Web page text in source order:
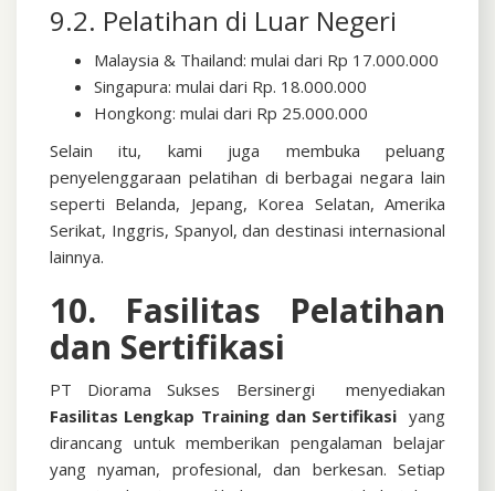
9.2. Pelatihan di Luar Negeri
Malaysia & Thailand: mulai dari Rp 17.000.000
Singapura: mulai dari Rp. 18.000.000
Hongkong: mulai dari Rp 25.000.000
Selain itu, kami juga membuka peluang
penyelenggaraan pelatihan di berbagai negara lain
seperti Belanda, Jepang, Korea Selatan, Amerika
Serikat, Inggris, Spanyol, dan destinasi internasional
lainnya.
10. Fasilitas Pelatihan
dan Sertifikasi
PT Diorama Sukses Bersinergi menyediakan
Fasilitas Lengkap Training dan Sertifikasi yang
dirancang untuk memberikan pengalaman belajar
yang nyaman, profesional, dan berkesan. Setiap